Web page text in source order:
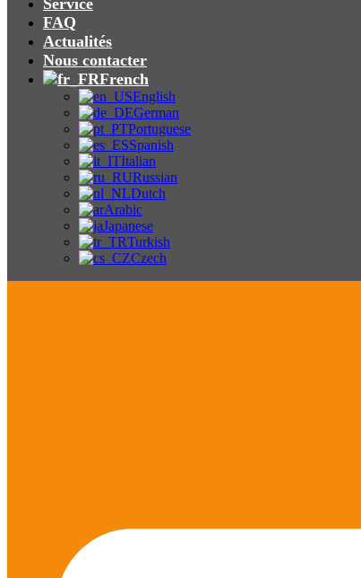
Service
FAQ
Actualités
Nous contacter
French
English
German
Portuguese
Spanish
Italian
Russian
Dutch
Arabic
Japanese
Turkish
Czech